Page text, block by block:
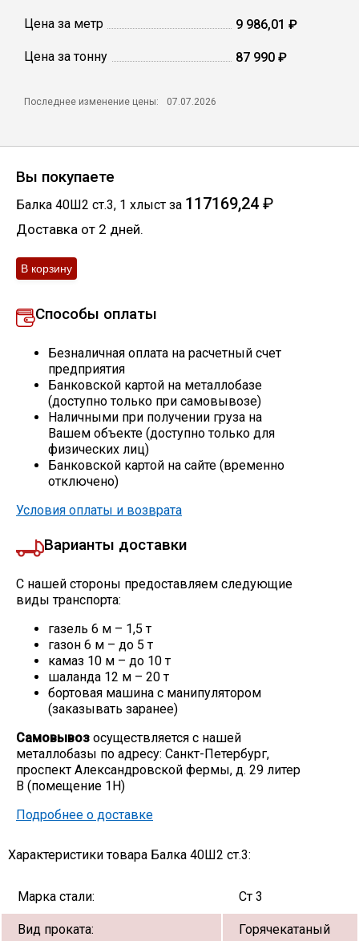
Сетка кладочная
Круги абразивные
Электроды
Проволока
Алюминиевый прокат
Цена за метр 9 986,01 ₽
Цена за тонну 87 990 ₽
Последнее изменение цены: 07.07.2026
Вы покупаете
Балка 40Ш2 ст.3, 1 хлыст за 117169,24 ₽
Доставка от 2 дней.
Способы оплаты
Безналичная оплата на расчетный счет
предприятия
Банковской картой на металлобазе
(доступно только при самовывозе)
Наличными при получении груза на
Вашем объекте (доступно только для
физических лиц)
Банковской картой на сайте (временно
отключено)
Условия оплаты и возврата
Варианты доставки
С нашей стороны предоставляем следующие
виды транспорта:
газель 6 м – 1,5 т
газон 6 м – до 5 т
камаз 10 м – до 10 т
шаланда 12 м – 20 т
бортовая машина с манипулятором
(заказывать заранее)
Самовывоз осуществляется с нашей
металлобазы по адресу: Санкт-Петербург,
проспект Александровской фермы, д. 29 литер
В (помещение 1Н)
Подробнее о доставке
Характеристики товара Балка 40Ш2 ст.3:
Марка стали: Ст 3
Вид проката: Горячекатаный